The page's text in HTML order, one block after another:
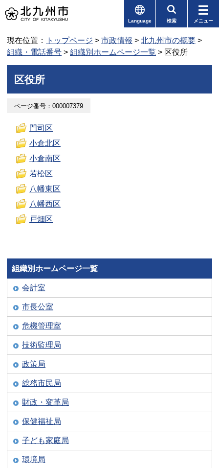
Language 検索 メニュー
現在位置： トップページ > 市政情報 > 北九州市の概要 >
組織・電話番号 > 組織別ホームページ一覧 > 区役所
区役所
ページ番号：000007379
門司区
小倉北区
小倉南区
若松区
八幡東区
八幡西区
戸畑区
組織別ホームページ一覧
会計室
市長公室
危機管理室
技術監理局
政策局
総務市民局
財政・変革局
保健福祉局
子ども家庭局
環境局